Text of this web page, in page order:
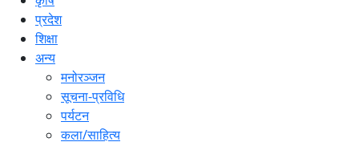
प्रदेश
शिक्षा
अन्य
मनोरञ्जन
सूचना-प्रविधि
पर्यटन
कला/साहित्य